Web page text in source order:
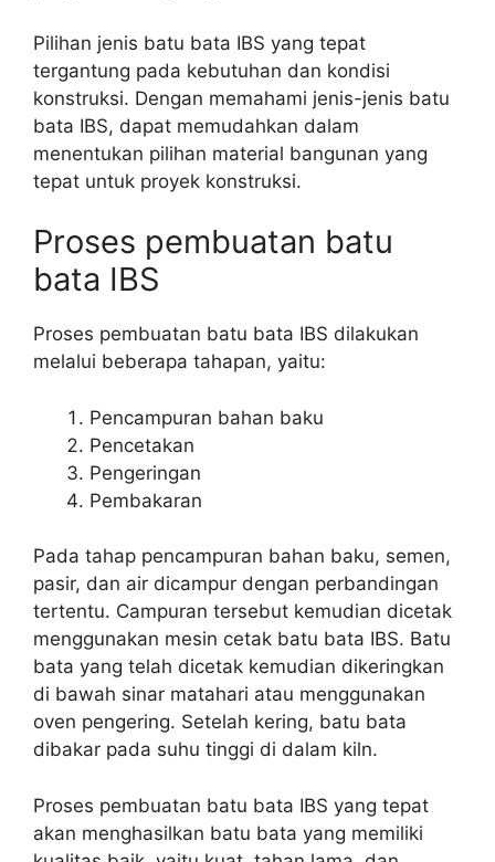
Pilihan jenis batu bata IBS yang tepat
tergantung pada kebutuhan dan kondisi
konstruksi. Dengan memahami jenis-jenis batu
bata IBS, dapat memudahkan dalam
menentukan pilihan material bangunan yang
tepat untuk proyek konstruksi.
Proses pembuatan batu
bata IBS
Proses pembuatan batu bata IBS dilakukan
melalui beberapa tahapan, yaitu:
Pencampuran bahan baku
Pencetakan
Pengeringan
Pembakaran
Pada tahap pencampuran bahan baku, semen,
pasir, dan air dicampur dengan perbandingan
tertentu. Campuran tersebut kemudian dicetak
menggunakan mesin cetak batu bata IBS. Batu
bata yang telah dicetak kemudian dikeringkan
di bawah sinar matahari atau menggunakan
oven pengering. Setelah kering, batu bata
dibakar pada suhu tinggi di dalam kiln.
Proses pembuatan batu bata IBS yang tepat
akan menghasilkan batu bata yang memiliki